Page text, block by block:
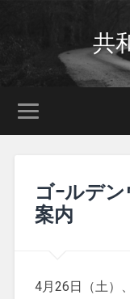
共
ゴｰルデ
案内
4月26日（土）